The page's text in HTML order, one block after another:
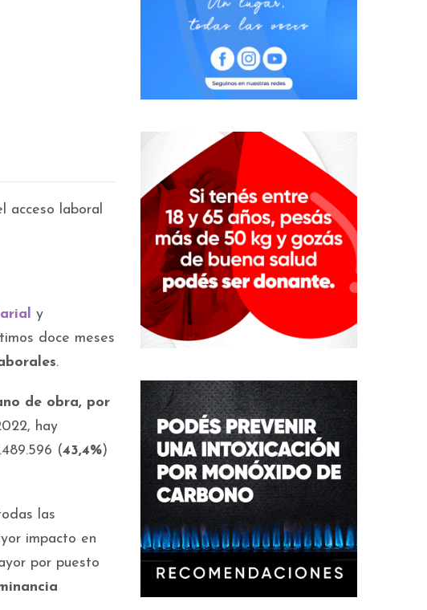
acceso laboral
y
doce meses
.
de obra, por
hay
(43,4%)
las
impacto en
por puesto